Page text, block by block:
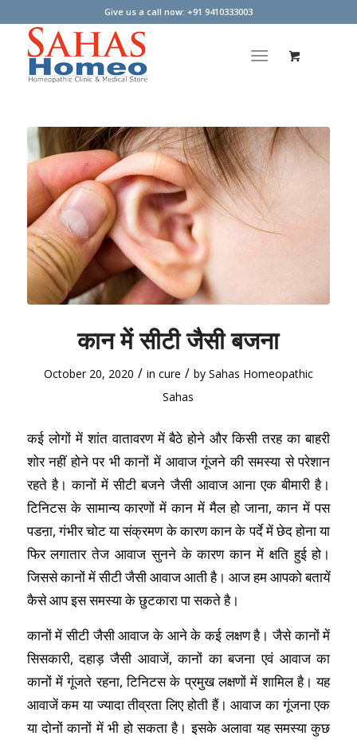
Give us a call now: +91 9410333003
कान में सीटी जैसी बजना
October 20, 2020 / in cure / by Sahas Homeopathic
Sahas
कई लोगों में शांत वातावरण में बैठे होने और किसी तरह का बाहरी
शोर नहीं होने पर भी कानों में आवाज गूंजने की समस्या से परेशान
रहते है। कानों में सीटी बजने जैसी आवाज आना एक बीमारी है।
टिनिटस के सामान्य कारणों में कान में मैल हो जाना, कान में पस
पडऩा, गंभीर चोट या संक्रमण के कारण कान के पर्दे में छेद होना या
फिर लगातार तेज आवाज सुनने के कारण कान में क्षति हुई हो।
जिससे कानों में सीटी जैसी आवाज आती है। आज हम आपको बतायें
कैसे आप इस समस्या के छुटकारा पा सकते है।
कानों में सीटी जैसी आवाज के आने के कई लक्षण है। जैसे कानों में
सि‍सकारी, दहाड़ जैसी आवाजें, कानों का बजना एवं आवाज का
कानों में गूंजते रहना, टिनिटस के प्रमुख लक्षणों में शामिल है। यह
आवाजें कम या ज्यादा तीव्रता लिए होती हैं। आवाज का गूंजना एक
या दोनों कानों में भी हो सकता है। इसके अलावा यह समस्या कुछ